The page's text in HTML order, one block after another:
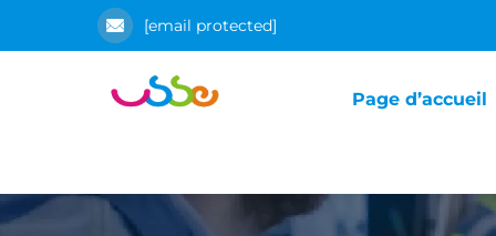
[email protected]
Page d’accueil